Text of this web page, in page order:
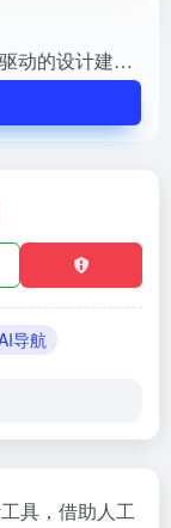
强大而直观的设计工具，通过 AI 驱动的设计建议和来自 DALL-E 的独一无二的 AI 生成图像，将创意变为现实。
导航
具，借助人工